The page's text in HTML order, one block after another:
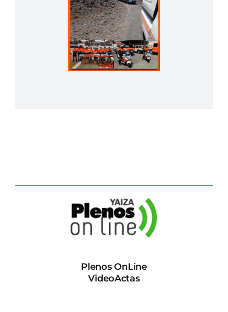
Plenos OnLine
VideoActas